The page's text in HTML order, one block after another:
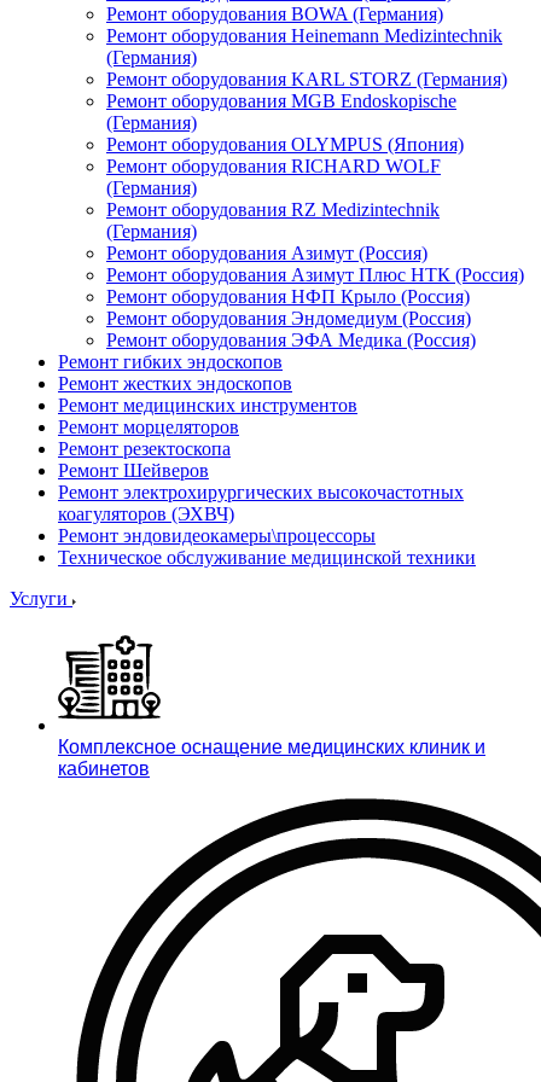
Ремонт оборудования BOWA (Германия)
Ремонт оборудования Heinemann Medizintechnik
(Германия)
Ремонт оборудования KARL STORZ (Германия)
Ремонт оборудования MGB Endoskopische
(Германия)
Ремонт оборудования OLYMPUS (Япония)
Ремонт оборудования RICHARD WOLF
(Германия)
Ремонт оборудования RZ Medizintechnik
(Германия)
Ремонт оборудования Азимут (Россия)
Ремонт оборудования Азимут Плюс НТК (Россия)
Ремонт оборудования НФП Крыло (Россия)
Ремонт оборудования Эндомедиум (Россия)
Ремонт оборудования ЭФА Медика (Россия)
Ремонт гибких эндоскопов
Ремонт жестких эндоскопов
Ремонт медицинских инструментов
Ремонт морцеляторов
Ремонт резектоскопа
Ремонт Шейверов
Ремонт электрохирургических высокочастотных
коагуляторов (ЭХВЧ)
Ремонт эндовидеокамеры\процессоры
Техническое обслуживание медицинской техники
Услуги
Комплексное оснащение медицинских клиник и
кабинетов